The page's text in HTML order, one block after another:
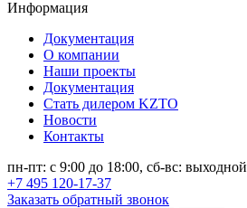
Информация
Документация
О компании
Наши проекты
Документация
Стать дилером KZTO
Новости
Контакты
пн-пт: с 9:00 до 18:00, сб-вс: выходной
+7 495 120-17-37
Заказать обратный звонок